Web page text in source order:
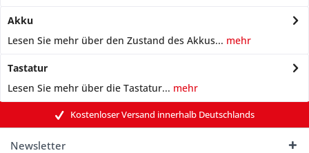
Akku
Lesen Sie mehr über den Zustand des Akkus... mehr
Tastatur
Lesen Sie mehr über die Tastatur... mehr
Kostenloser Versand innerhalb Deutschlands
Newsletter